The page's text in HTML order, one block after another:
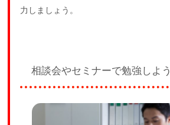
力しましょう。
相談会やセミナーで勉強しよう